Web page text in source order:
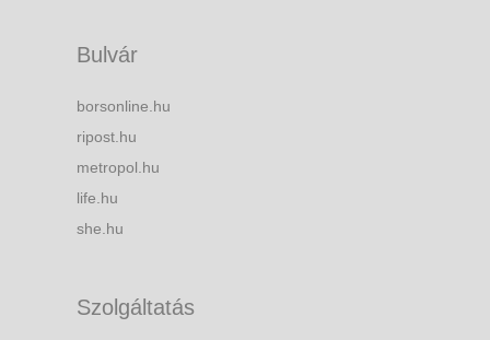
Bulvár
borsonline.hu
ripost.hu
metropol.hu
life.hu
she.hu
Szolgáltatás